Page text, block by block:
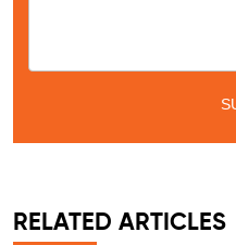
RELATED ARTICLES